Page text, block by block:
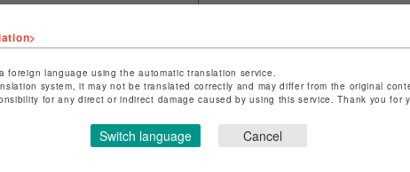
foreign language using the automatic translation service.
system, it may not be translated correctly and may differ from the original
for any direct or indirect damage caused by using this service. Thank you for
Switch language Cancel